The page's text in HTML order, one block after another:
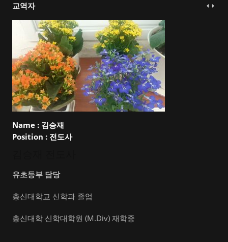
교역자
Name : 김승재
Position : 전도사
유초등부 담당
총신대학교 신학과 졸업
총신대학 신학대학원 (M.Div) 재학중